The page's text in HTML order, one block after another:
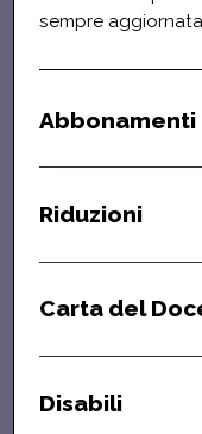
sempre
Abbonamenti
Riduzioni
Carta del
Disabili